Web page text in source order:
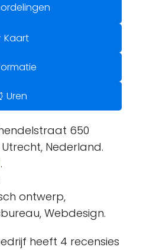
Kaart
Uren
650
Utrecht, Nederland.
.
ontwerp,
Webdesign.
heeft 4 recensies